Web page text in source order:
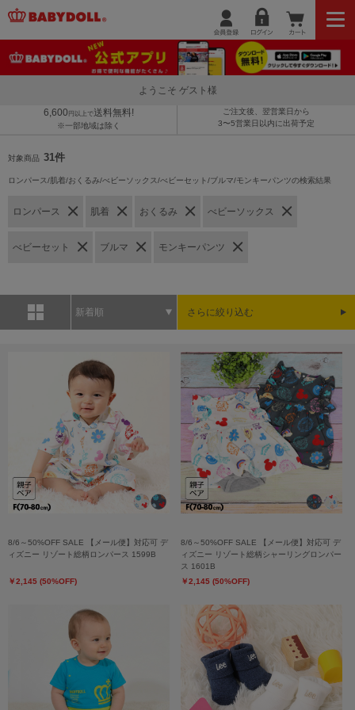
ようこそ ゲスト様
6,600 円以上で送料無料!
※一部地域は除く
ご注文後、翌営業日から
3〜5営業日以内に出荷予定
対象商品 31件
ロンパース/肌着/おくるみ/べビーソックス/べビーセット/ブルマ/モンキーパンツの検索結果
ロンパース 肌着 おくるみ べビーソックス
べビーセット ブルマ モンキーパンツ
新着順 さらに絞り込む
8/6～50%OFF SALE 【メール便】対応可 デ
ィズニー リゾート総柄ロンパース 1599B
￥2,145 (50%OFF)
8/6～50%OFF SALE 【メール便】対応可 デ
ィズニー リゾート総柄シャーリングロンパー
ス 1601B
￥2,145 (50%OFF)